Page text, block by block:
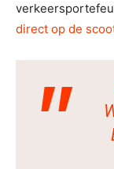
direct op de